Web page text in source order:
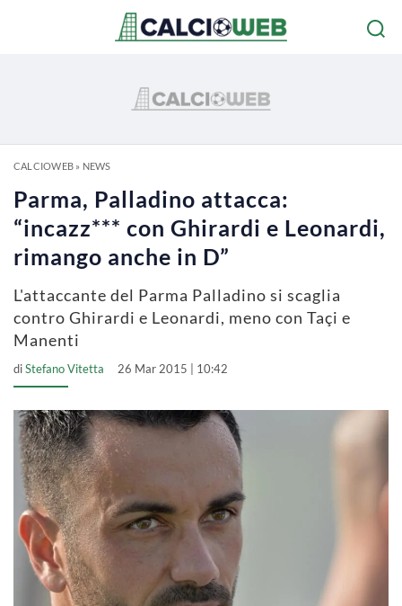
CALCIOWEB» NEWS
Parma, Palladino attacca:
“incazz*** con Ghirardi e Leonardi,
rimango anche in D”
L'attaccante del Parma Palladino si scaglia
contro Ghirardi e Leonardi, meno con Taçi e
Manenti
diStefano Vitetta 26 Mar 2015 | 10:42